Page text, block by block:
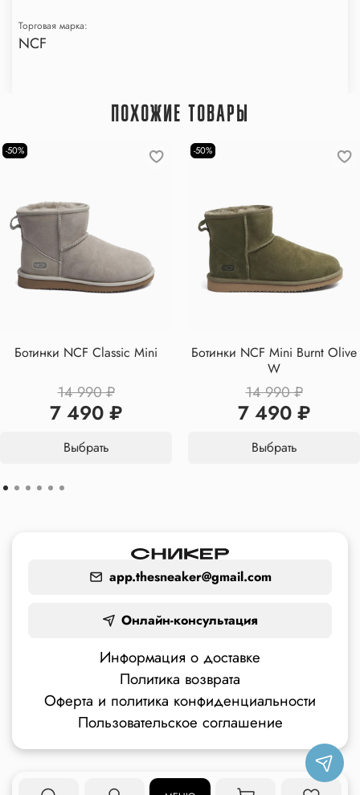
Торговая марка:
NCF
ПОХОЖИЕ ТОВАРЫ
-50%
Ботинки NCF Classic Mini
14 990 ₽
7 490 ₽
Выбрать
-50%
Ботинки NCF Mini Burnt Olive
W
14 990 ₽
7 490 ₽
Выбрать
app.thesneaker@gmail.com
Онлайн-консультация
Информация о доставке
Политика возврата
Оферта и политика конфиденциальности
Пользовательское соглашение